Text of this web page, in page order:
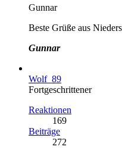
Gunnar
Beste Grüße aus
Gunnar
Wolf_89
Fortgeschrittener
Reaktionen
169
Beiträge
272